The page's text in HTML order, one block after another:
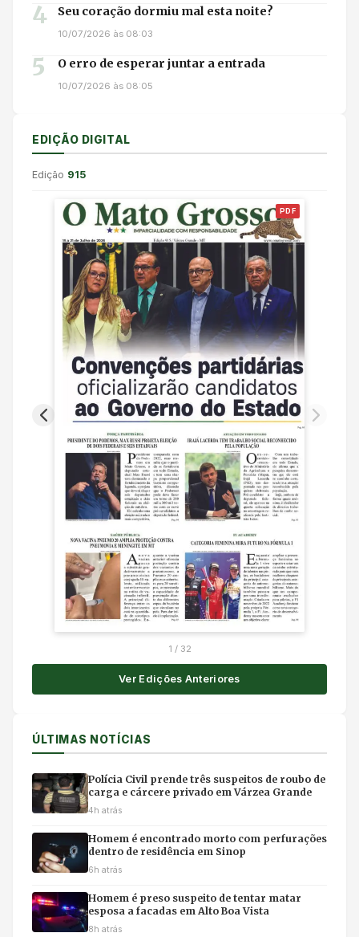
4 Seu coração dormiu mal esta noite?
10/07/2026 às 08:03
5 O erro de esperar juntar a entrada
10/07/2026 às 08:05
EDIÇÃO DIGITAL
Edição 915
PDF
1 / 32
Ver Edições Anteriores
ÚLTIMAS NOTÍCIAS
Polícia Civil prende três suspeitos de roubo de
carga e cárcere privado em Várzea Grande
4h atrás
Homem é encontrado morto com perfurações
dentro de residência em Sinop
6h atrás
Homem é preso suspeito de tentar matar
esposa a facadas em Alto Boa Vista
8h atrás